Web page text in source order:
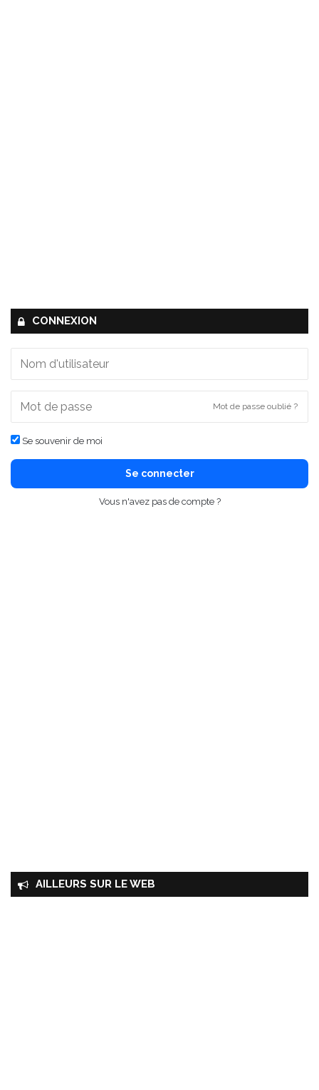
CONNEXION
Mot de passe oublié ?
Se souvenir de moi
Se connecter
Vous n'avez pas de compte ?
AILLEURS SUR LE WEB